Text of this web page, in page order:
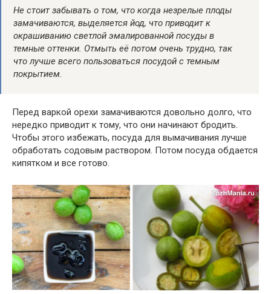
Не стоит забывать о том, что когда незрелые плоды
замачиваются, выделяется йод, что приводит к
окрашиванию светлой эмалированной посуды в
темные оттенки. Отмыть её потом очень трудно, так
что лучше всего пользоваться посудой с темным
покрытием.
Перед варкой орехи замачиваются довольно долго, что
нередко приводит к тому, что они начинают бродить.
Чтобы этого избежать, посуда для вымачивания лучше
обработать содовым раствором. Потом посуда обдается
кипятком и все готово.